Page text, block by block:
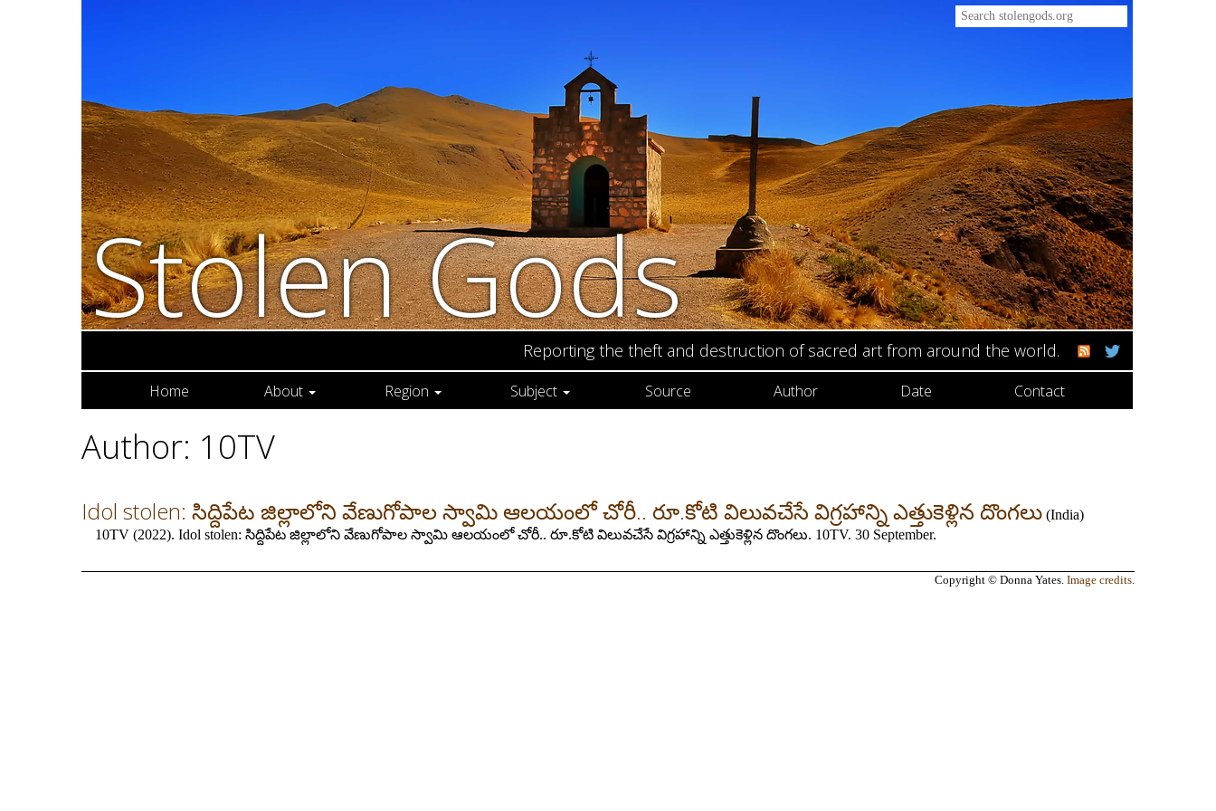
Stolen Gods
Reporting the theft and destruction of sacred art from around the world.
Home About Region Subject Source Author Date Contact
Author: 10TV
Idol stolen: సిద్దిపేట జిల్లాలోని వేణుగోపాల స్వామి ఆలయంలో చోరీ.. రూ.కోటి విలువచేసే విగ్రహాన్ని ఎత్తుకెళ్లిన దొంగలు (India)
10TV (2022). Idol stolen: సిద్దిపేట జిల్లాలోని వేణుగోపాల స్వామి ఆలయంలో చోరీ.. రూ.కోటి విలువచేసే విగ్రహాన్ని ఎత్తుకెళ్లిన దొంగలు. 10TV. 30 September.
Copyright © Donna Yates. Image credits